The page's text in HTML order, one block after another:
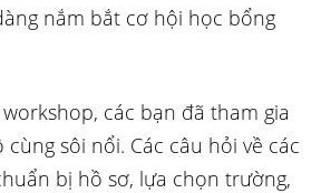
nắm bắt cơ hội học bổng
các bạn đã tham gia
sôi nổi. Các câu hỏi về các
bị hồ sơ, lựa chọn trường,